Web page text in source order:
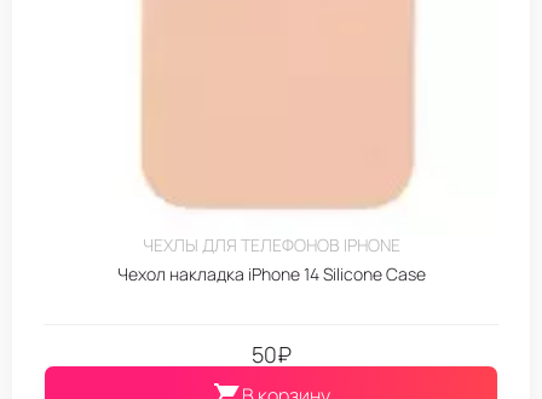
ЧЕХЛЫ ДЛЯ ТЕЛЕФОНОВ IPHONE
Чехол накладка iPhone 14 Silicone Case
50₽